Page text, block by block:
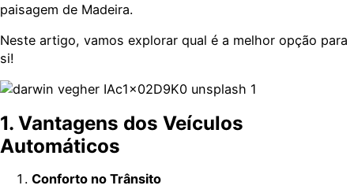
paisagem de Madeira.
Neste artigo, vamos explorar qual é a melhor opção para
si!
1. Vantagens dos Veículos
Automáticos
Conforto no Trânsito